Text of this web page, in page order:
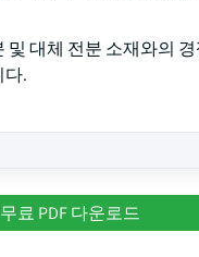
및 대체 전분 소재와의
다.
무료 PDF 다운로드